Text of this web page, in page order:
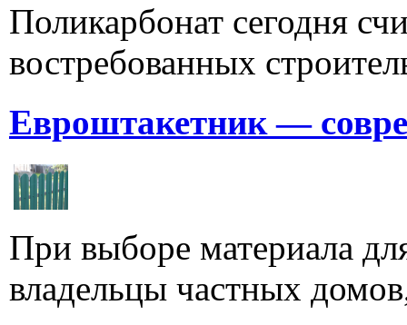
Поликарбонат сегодня
востребованных
Евроштакетник —
При выборе материала
владельцы частных